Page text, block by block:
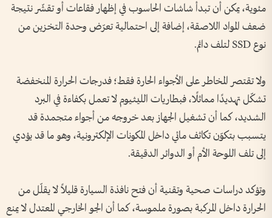
مئوية، يمكن أن تبدأ شاشات الحاسوب في إظهار فقاعات أو تقشّر نتيجة
ضعف المواد اللاصقة، إضافة إلى احتمالية تعرّض وحدة التخزين من
نوع SSD لتلف دائم.
ولا تقتصر المخاطر على الأجواء الحارة فقط؛ فدرجات الحرارة المنخفضة
تشكّل تهديدًا مماثلًا، فبطاريات الليثيوم لا تعمل بكفاءة في البرد
الشديد، كما أن تشغيل الجهاز بعد خروجه من أجواء متجمدة قد
يتسبب بتكوّن تكاثف مائي داخل المكونات الإلكترونية، وهو ما قد يؤدي
إلى تلف اللوحة الأم أو الدوائر الدقيقة.
وتؤكد دراسات صحية وتقنية أن فتح نافذة السيارة قليلاً لا يقلّل من
الحرارة داخل المركبة بصورة ملموسة، كما أن الجو الخارجي المعتدل لا يمنع